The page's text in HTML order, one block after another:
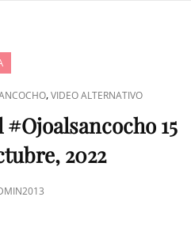
,VIDEO ALTERNATIVO
#Ojoalsancocho 15
2022